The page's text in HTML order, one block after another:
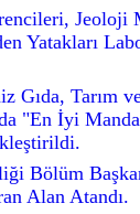
Jeoloji
Yatakları
Gıda, Tarım
"En İyi
Bölüm
Alan Atandı.